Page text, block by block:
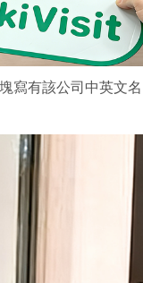
寫有該公司中英文名